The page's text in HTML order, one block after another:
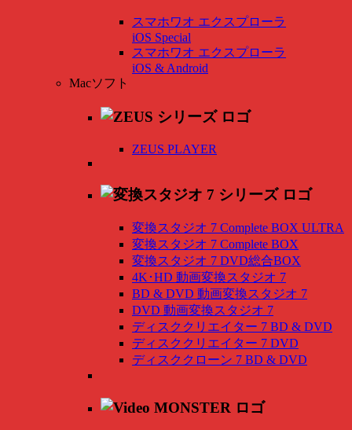
スマホワオ エクスプローラ
iOS Special
スマホワオ エクスプローラ
iOS & Android
Macソフト
ZEUS PLAYER
変換スタジオ 7 Complete BOX ULTRA
変換スタジオ 7 Complete BOX
変換スタジオ 7 DVD総合BOX
4K･HD 動画変換スタジオ 7
BD & DVD 動画変換スタジオ 7
DVD 動画変換スタジオ 7
ディスククリエイター 7 BD & DVD
ディスククリエイター 7 DVD
ディスククローン 7 BD & DVD